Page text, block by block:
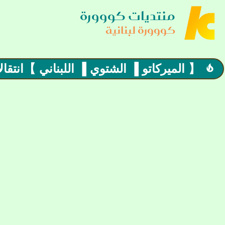
منتديات كووورة
كووورة لبنانية
 【 الميركاتو ▐ الشتوي ▐ اللبناني 】